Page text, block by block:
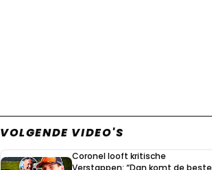
VOLGENDE VIDEO'S
Coronel looft kritische
Verstappen: “Dan komt de beste